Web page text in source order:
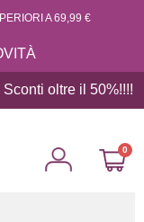
A 69,99 €
oltre il 50%!!!!